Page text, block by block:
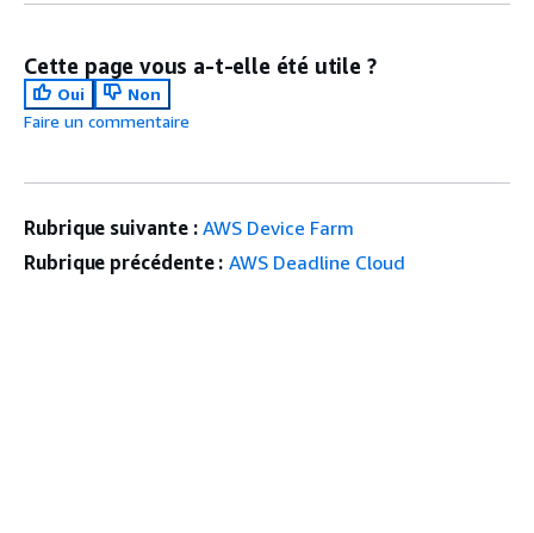
Cette page vous a-t-elle été utile ?
Oui
Non
Faire un commentaire
Rubrique suivante : AWS Device Farm
Rubrique précédente : AWS Deadline Cloud